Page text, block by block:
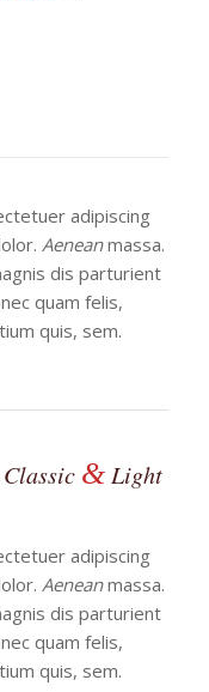
adipiscing
Aeneanmassa.
dis parturient
quam felis,
quis, sem.
&Light
adipiscing
Aeneanmassa.
dis parturient
quam felis,
quis, sem.